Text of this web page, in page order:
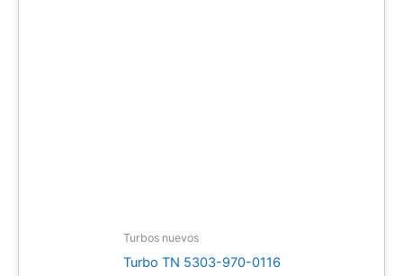
Turbos nuevos
Turbo TN 5303-970-0116